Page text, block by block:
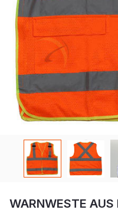
Im Dunkeln
Industrieller
Über CHINASTARS
Neues Produkt
Zertifikat
Video
WARNWESTE